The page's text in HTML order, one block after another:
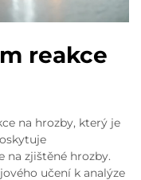
reakce
na hrozby, který je
na zjištěné hrozby.
učení k analýze